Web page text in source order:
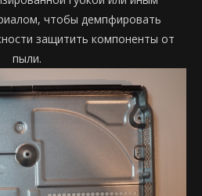
чтобы демпфировать
защитить компоненты от
пыли.